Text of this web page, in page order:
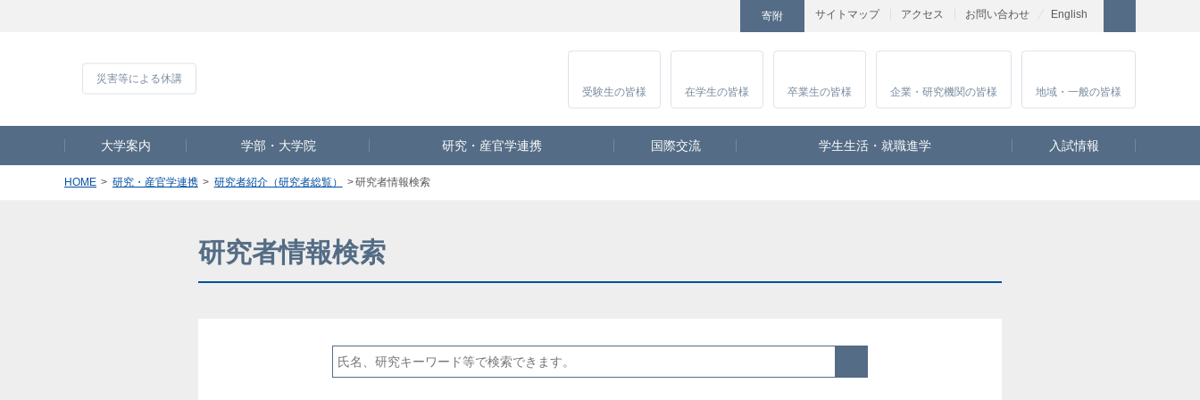
サイトマップ アクセス お問い合わせ
寄附 English
Instagram
受験生の皆様 在学生の皆様 卒業生の皆様 企業・研究機関の皆様 地域・一般の皆様
大学案内 学部・大学院 研究・産官学連携 国際交流 学生生活・就職進学 入試情報
HOME 研究・産官学連携 研究者紹介（研究者総覧） 研究者情報検索
研究者情報検索